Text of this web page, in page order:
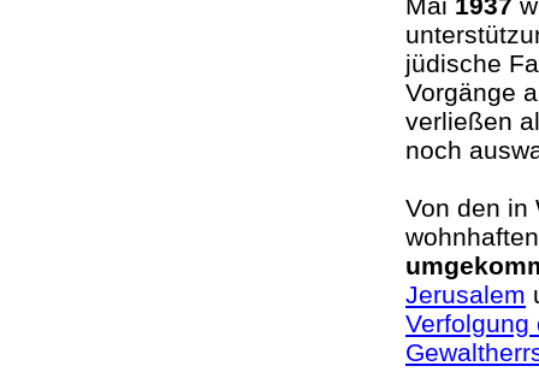
jüdische
Vorgänge
verließen
noch
Von den in
Jerusalem
Verfolgung